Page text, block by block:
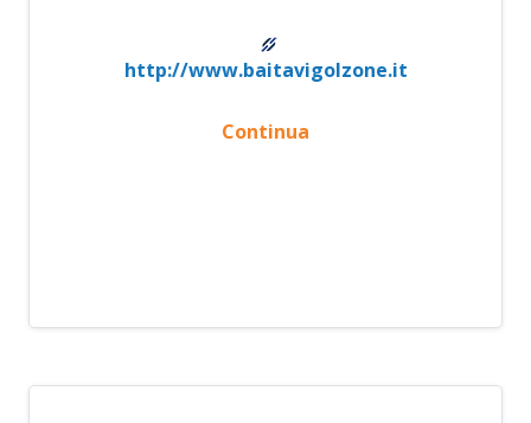
http://www.baitavigolzone.it
Continua